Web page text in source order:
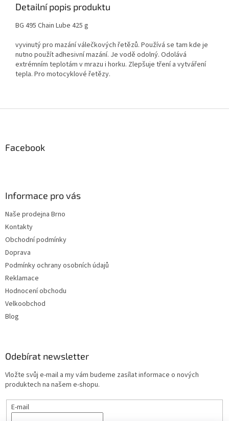
Detailní popis produktu
BG 495 Chain Lube 425 g
vyvinutý pro mazání válečkových řetězů. Používá se tam kde je
nutno použít adhesivní mazání. Je vodě odolný. Odolává
extrémním teplotám v mrazu i horku. Zlepšuje tření a vytváření
tepla. Pro motocyklové řetězy.
Facebook
Informace pro vás
Naše prodejna Brno
Kontakty
Obchodní podmínky
Doprava
Podmínky ochrany osobních údajů
Reklamace
Hodnocení obchodu
Velkoobchod
Blog
Odebírat newsletter
Vložte svůj e-mail a my vám budeme zasílat informace o nových
produktech na našem e-shopu.
E-mail